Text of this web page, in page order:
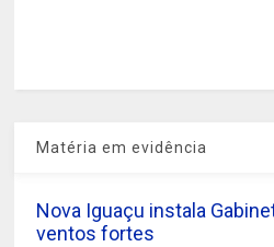
Matéria em evidência
Nova Iguaçu instala
ventos fortes